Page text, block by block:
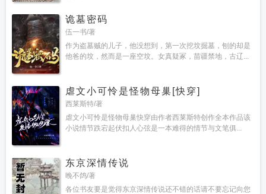
诡墓密码
伍一书/著
作为盗墓贼的儿子，他没想到，第一次挖坟掘墓，刨的却是
他爸的坟，然而是一座空坟。女真疑冢，苗疆禁地，古辽...
虐文小可怜是怪物母巢[快穿]
西莱斯特/著
虐文小可怜是怪物母巢快穿由作者西莱斯特创作全本作品该
小说情节跌宕起伏扣人心弦是一本难得的情节与文笔俱...
东京深情传说
晚不鸽/著
各位书友要是觉得东京深情传说还不错的话请不要忘记向您